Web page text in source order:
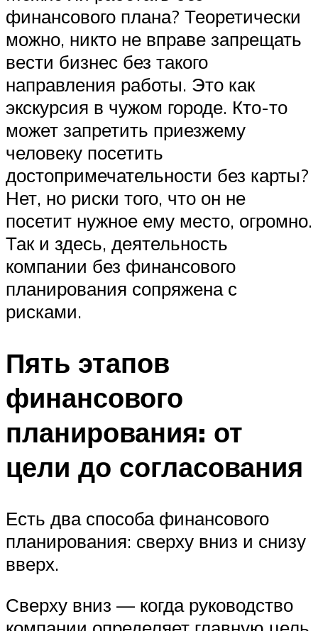
финансового плана? Теоретически
можно, никто не вправе запрещать
вести бизнес без такого
направления работы. Это как
экскурсия в чужом городе. Кто-то
может запретить приезжему
человеку посетить
достопримечательности без карты?
Нет, но риски того, что он не
посетит нужное ему место, огромно.
Так и здесь, деятельность
компании без финансового
планирования сопряжена с
рисками.
Пять этапов
финансового
планирования: от
цели до согласования
Есть два способа финансового
планирования: сверху вниз и снизу
вверх.
Сверху вниз — когда руководство